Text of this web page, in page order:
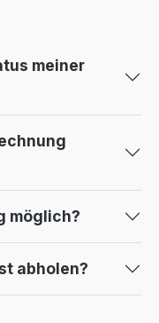
meiner
möglich?
abholen?